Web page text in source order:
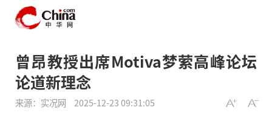
曾昂教授出席Motiva梦萦高峰论坛
论道新理念
来源：实况网 2025-12-23 09:31:05